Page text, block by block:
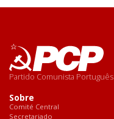
Partido Comunista Português
Sobre
Comité Central
Secretariado